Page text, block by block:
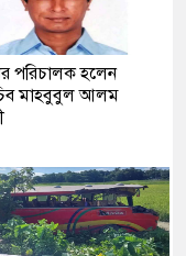
পরিচালক হলেন
মাহবুবুল আলম